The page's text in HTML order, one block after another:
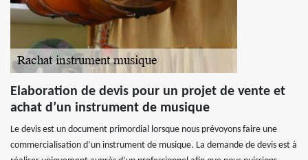
Elaboration de devis pour un projet de vente et
achat d’un instrument de musique
Le devis est un document primordial lorsque nous prévoyons faire une
commercialisation d’un instrument de musique. La demande de devis est à